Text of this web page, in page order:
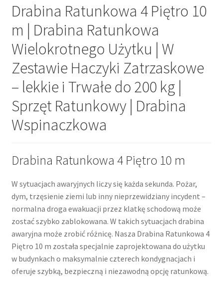
Drabina Ratunkowa 4 Piętro 10
m | Drabina Ratunkowa
Wielokrotnego Użytku | W
Zestawie Haczyki Zatrzaskowe
– lekkie i Trwałe do 200 kg |
Sprzęt Ratunkowy | Drabina
Wspinaczkowa
Drabina Ratunkowa 4 Piętro 10 m
W sytuacjach awaryjnych liczy się każda sekunda. Pożar,
dym, trzęsienie ziemi lub inny nieprzewidziany incydent –
normalna droga ewakuacji przez klatkę schodową może
zostać szybko zablokowana. W takich sytuacjach drabina
awaryjna może zrobić różnicę. Nasza Drabina Ratunkowa 4
Piętro 10 m została specjalnie zaprojektowana do użytku
w budynkach o maksymalnie czterech kondygnacjach i
oferuje szybką, bezpieczną i niezawodną opcję ratunkową.